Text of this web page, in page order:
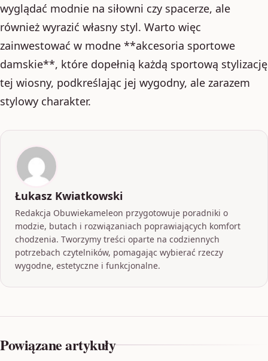
wyglądać modnie na siłowni czy spacerze, ale
również wyrazić własny styl. Warto więc
zainwestować w modne **akcesoria sportowe
damskie**, które dopełnią każdą sportową stylizację
tej wiosny, podkreślając jej wygodny, ale zarazem
stylowy charakter.
Łukasz Kwiatkowski
Redakcja Obuwiekameleon przygotowuje poradniki o
modzie, butach i rozwiązaniach poprawiających komfort
chodzenia. Tworzymy treści oparte na codziennych
potrzebach czytelników, pomagając wybierać rzeczy
wygodne, estetyczne i funkcjonalne.
Powiązane artykuły